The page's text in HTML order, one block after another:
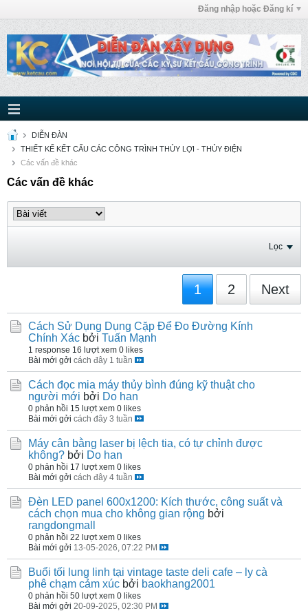
Đăng nhập hoặc Đăng kí
DIỄN ĐÀN
THIẾT KẾ KẾT CẤU CÁC CÔNG TRÌNH THỦY LỢI - THỦY ĐIỆN
Các vấn đề khác
Các vấn đề khác
Lọc
1 2 Next
Cách Sử Dụng Dụng Cặp Để Đo Đường Kính
Chính Xác bởi Tuấn Mạnh
1 response 16 lượt xem 0 likes
Bài mới gởi cách đây 1 tuần
Cách đọc mia máy thủy bình đúng kỹ thuật cho
người mới bởi Do han
0 phản hồi 15 lượt xem 0 likes
Bài mới gởi cách đây 3 tuần
Máy cân bằng laser bị lệch tia, có tự chỉnh được
không? bởi Do han
0 phản hồi 17 lượt xem 0 likes
Bài mới gởi cách đây 4 tuần
Đèn LED panel 600x1200: Kích thước, công suất và
cách chọn mua cho không gian rộng bởi
rangdongmall
0 phản hồi 22 lượt xem 0 likes
Bài mới gởi 13-05-2026, 07:22 PM
Buổi tối lung linh tại vintage taste deli cafe – ly cà
phê chạm cảm xúc bởi baokhang2001
0 phản hồi 50 lượt xem 0 likes
Bài mới gởi 20-09-2025, 02:30 PM